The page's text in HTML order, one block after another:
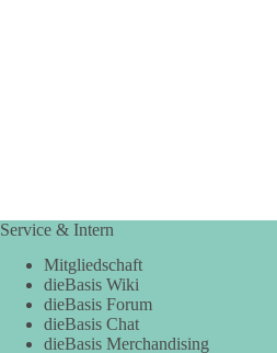
Service & Intern
Mitgliedschaft
dieBasis Wiki
dieBasis Forum
dieBasis Chat
dieBasis Merchandising